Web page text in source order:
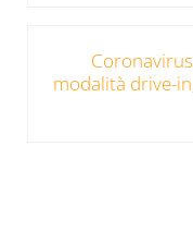
modalità drive-